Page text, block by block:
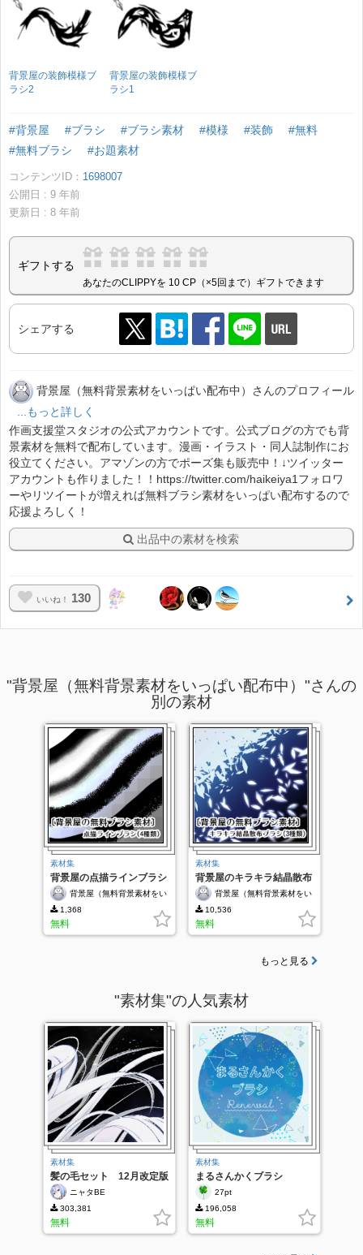
背景屋の装飾模様ブ
ラシ2
背景屋の装飾模様ブ
ラシ1
#背景屋 #ブラシ #ブラシ素材 #模様 #装飾
#無料
#無料ブラシ
#お題素材
コンテンツID： 1698007
公開日 : 9 年前
更新日 : 8 年前
ギフトする
あなたのCLIPPYを 10 CP（×5回まで）ギフトできます
シェアする
背景屋（無料背景素材をいっぱい配布中）さんのプロフィール
...もっと詳しく
作画支援堂スタジオの公式アカウントです。公式ブログの方でも背
景素材を無料で配布しています。漫画・イラスト・同人誌制作にお
役立てください。アマゾンの方でポーズ集も販売中！↓ツイッター
アカウントも作りました！！https://twitter.com/haikeiya1フォロワ
ーやリツイートが増えれば無料ブラシ素材をいっぱい配布するので
応援よろしく！
出品中の素材を検索
いいね！ 130
"背景屋（無料背景素材をいっぱい配布中）"さんの
別の素材
素材集
背景屋の点描ラインブラシ
背景屋（無料背景素材をい
っぱい配布中）
1,368
無料
素材集
背景屋のキラキラ結晶散布
ブラシ背景屋（無料背景素材をい
っぱい配布中）
10,536
無料
もっと見る
"素材集"の人気素材
素材集
髪の毛セット 12月改定版
ニャタBE
303,381
無料
素材集
まるさんかくブラシ
<Renewal>
27pt
196,058
無料